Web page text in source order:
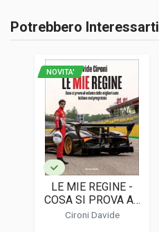
Accedi o registrati
Potrebbero Interessarti
NOVITA'
LE MIE REGINE -
COSA SI PROVA AL
VOLANTE DELLE
Cironi Davide